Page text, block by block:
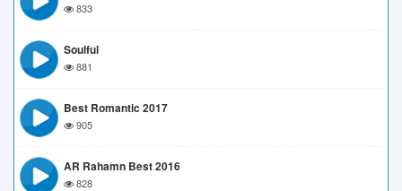
833
Soulful
881
Best Romantic 2017
905
AR Rahamn Best 2016
828